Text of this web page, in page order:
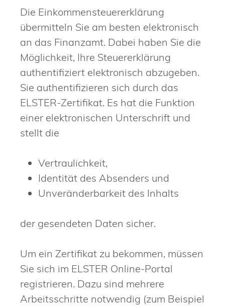
Die Einkommensteuererklärung
übermitteln Sie am besten elektronisch
an das Finanzamt. Dabei haben Sie die
Möglichkeit, Ihre Steuererklärung
authentifiziert elektronisch abzugeben.
Sie authentifizieren sich durch das
ELSTER-Zertifikat. Es hat die Funktion
einer elektronischen Unterschrift und
stellt die
Vertraulichkeit,
Identität des Absenders und
Unveränderbarkeit des Inhalts
der gesendeten Daten sicher.
Um ein Zertifikat zu bekommen, müssen
Sie sich im ELSTER Online-Portal
registrieren. Dazu sind mehrere
Arbeitsschritte notwendig (zum Beispiel